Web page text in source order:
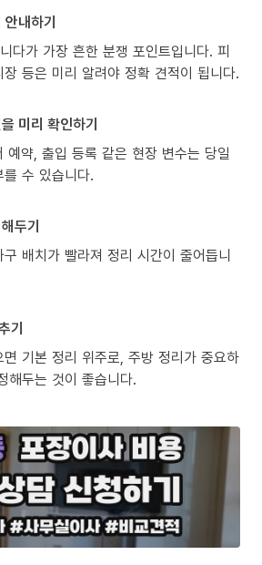
내하기
다가 가장 흔한 분쟁 포인트입니다. 피
등은 미리 알려야 정확 견적이 됩니다.
미리 확인하기
예약, 출입 등록 같은 현장 변수는 당일
수 있습니다.
두기
배치가 빨라져 정리 시간이 줄어듭니
기
기본 정리 위주로, 주방 정리가 중요하
해두는 것이 좋습니다.